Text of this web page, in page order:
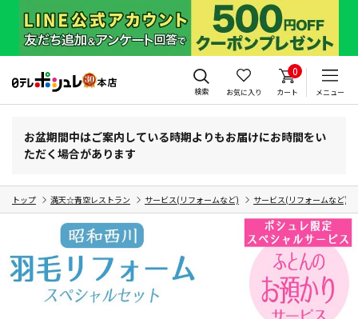
検索 お気に入り
0
カート メニュー
お盆期間中はご案内している時期よりもお届けにお時間をい
ただく場合があります
トップ 満天☆青空レストラン サービス(リフォームなど) サービス(リフォームなど)